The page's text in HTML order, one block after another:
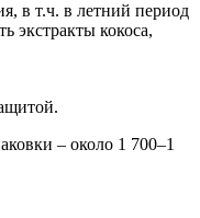
в т.ч. в летний период
экстракты кокоса,
– около 1 700–1